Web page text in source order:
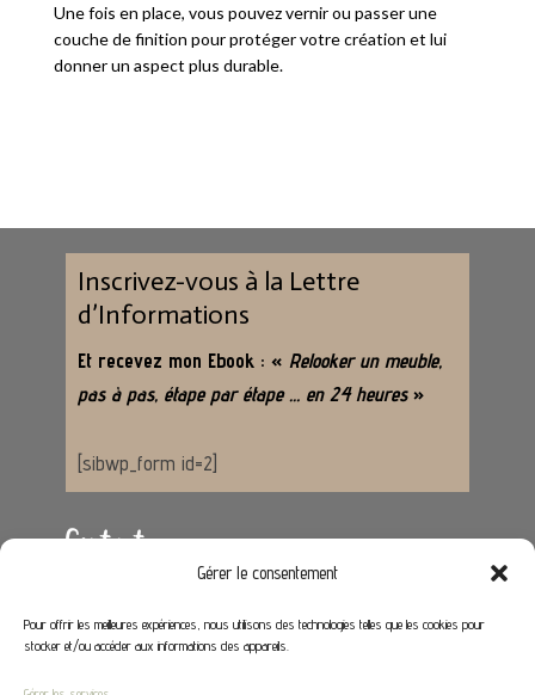
Gérer le consentement
Pour offrir les meilleures expériences, nous utilisons des technologies telles que les cookies pour
stocker et/ou accéder aux informations des appareils.
Une fois en place, vous pouvez vernir ou passer une
couche de finition pour protéger votre création et lui
donner un aspect plus durable.
Inscrivez-vous à la Lettre
d’Informations
Et recevez mon Ebook : « Relooker un meuble,
pas à pas, étape par étape … en 24 heures »
[sibwp_form id=2]
Contact
contact@stephaniedeco.fr